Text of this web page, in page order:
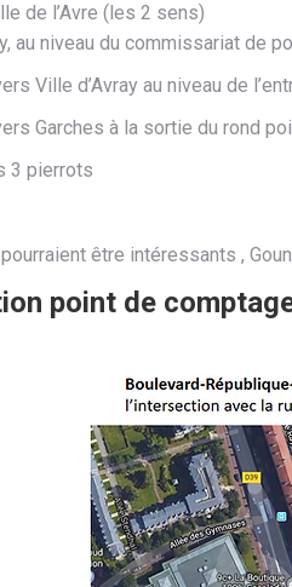
de l’Avre (les 2 sens)​
au niveau du commissariat de
Ville d’Avray au niveau de
Garches à la sortie du rond
3 pierrots
être intéressants ,
point de